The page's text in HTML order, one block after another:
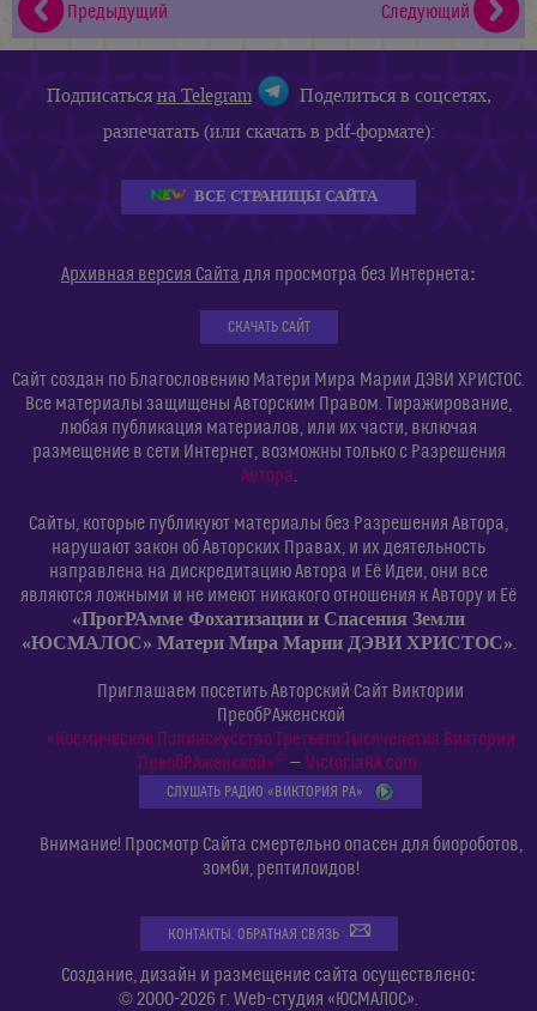
Предыдущий
Следующий
Подписатьсяна Telegram
Поделиться в соцсетях,
разпечатать (или скачать в pdf-формате):
ВСЕ СТРАНИЦЫ САЙТА
Архивная версия Сайта для просмотра без Интернета:
СКАЧАТЬ САЙТ
Сайт создан по Благословению Матери Мира Марии ДЭВИ ХРИСТОС.
Все материалы защищены Авторским Правом. Тиражирование,
любая публикация материалов, или их части, включая
размещение в сети Интернет, возможны только с Разрешения
Автора.
Сайты, которые публикуют материалы без Разрешения Автора,
нарушают закон об Авторских Правах, и их деятельность
направлена на дискредитацию Автора и Её Идеи, они все
являются ложными и не имеют никакого отношения к Автору и Её
«ПрогРАмме Фохатизации и Спасения Земли
«ЮСМАЛОС» Матери Мира Марии ДЭВИ ХРИСТОС».
Приглашаем посетить Авторский Сайт Виктории
ПреобРАженской
«Космическое Полиискусство Третьего Тысячелетия Виктории
ПреобРАженской»©— VictoriaRA.com
СЛУШАТЬ РАДИО «ВИКТОРИЯ РА»
Внимание! Просмотр Сайта смертельно опасен для биороботов,
зомби, рептилоидов!
КОНТАКТЫ. ОБРАТНАЯ СВЯЗЬ
Создание, дизайн и размещение сайта осуществлено:
© 2000-2026 г. Web-студия «ЮСМАЛОС».